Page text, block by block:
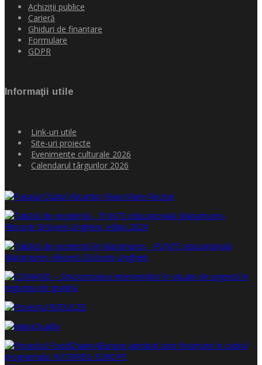
Achiziţii publice
Carieră
Ghiduri de finanţare
Formulare
GDPR
Informaţii utile
Link-uri utile
Site-uri proiecte
Evenimente culturale 2026
Calendarul târgurilor 2026